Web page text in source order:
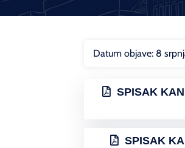
Datum objave: 8
SPISAK
SPISAK